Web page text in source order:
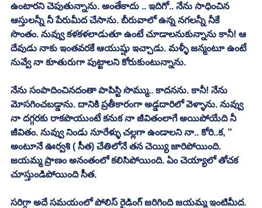
ఉంటారని చెపుతున్నాను. అంతేకాదు .. ఇదిగో.. నేను సాధించిన
ఆస్తులన్నీ నీ పేరుమీద చేసాను. బీరువాలో ఉన్న నగలన్నీ నీకే
సొంతం. నువ్వు కళకళలాడుతూ ఉంటే చూడాలనుకున్నాను కానీ! ఆ
దేవుడు నాకు ఇంతవరకే ఆయుష్షు ఇచ్చాడు. మళ్ళీ జన్మంటూ ఉంటే
నువ్వే నా కూతురుగా పుట్టాలని కోరుకుంటున్నాను.
నేను సంపాదించినదంతా పాపిస్టి సొమ్ము.. కాదనను. కానీ! నేను
మోసగించబడ్డాను. దానికి ప్రతీకారంగా అడ్డదారిలో వెళ్ళాను. నువ్వు
నా దగ్గరకు రాకపొయుంటే కనుక నా జీవితంలాగే అయిపోయేది నీ
జీవితం. నువ్వు నిండు నూరేళ్ళు చల్లగా ఉండాలని నా.. కోరి..క, ”
అంటూనే ఊర్వశి ( సీత) చేతిలోనే తన చెయ్యి జారిపోయింది.
జయమ్మ ప్రాణం అనంతంలో కలిసిపోయింది. ఏం చెయ్యాలో తోచక
చూస్తుండిపోయింది సీత.
సరిగ్గా అదే సమయంలో పోలిస్ రైడింగ్ జరిగింది జయమ్మ ఇంటిమీద.